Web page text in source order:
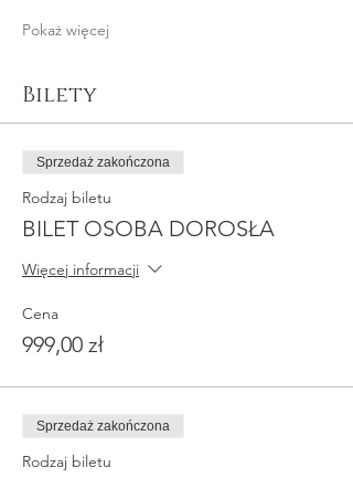
Pokaż więcej
Bilety
Sprzedaż zakończona
Rodzaj biletu
BILET OSOBA DOROSŁA
Więcej informacji
Cena
999,00 zł
Sprzedaż zakończona
Rodzaj biletu